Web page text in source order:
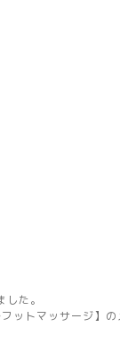
た。
ットマッサージ】